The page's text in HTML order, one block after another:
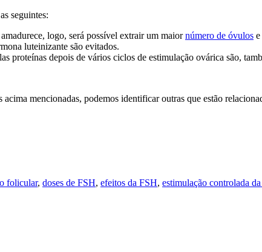
seguintes:
logo, será possível extrair um maiornúmero de óvulos
luteinizante são evitados.
proteínas depois de vários ciclos de estimulação ovárica são,
acima mencionadas, podemos identificar outras que estão
folicular, doses de FSH, efeitos da FSH, estimulação controlada